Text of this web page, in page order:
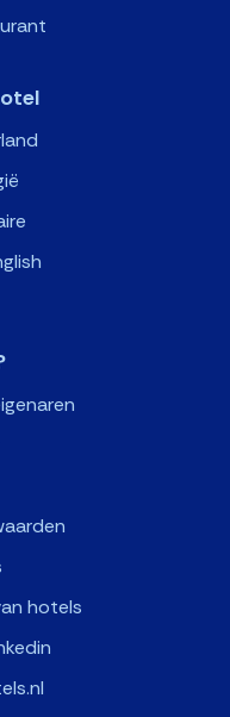
hotels